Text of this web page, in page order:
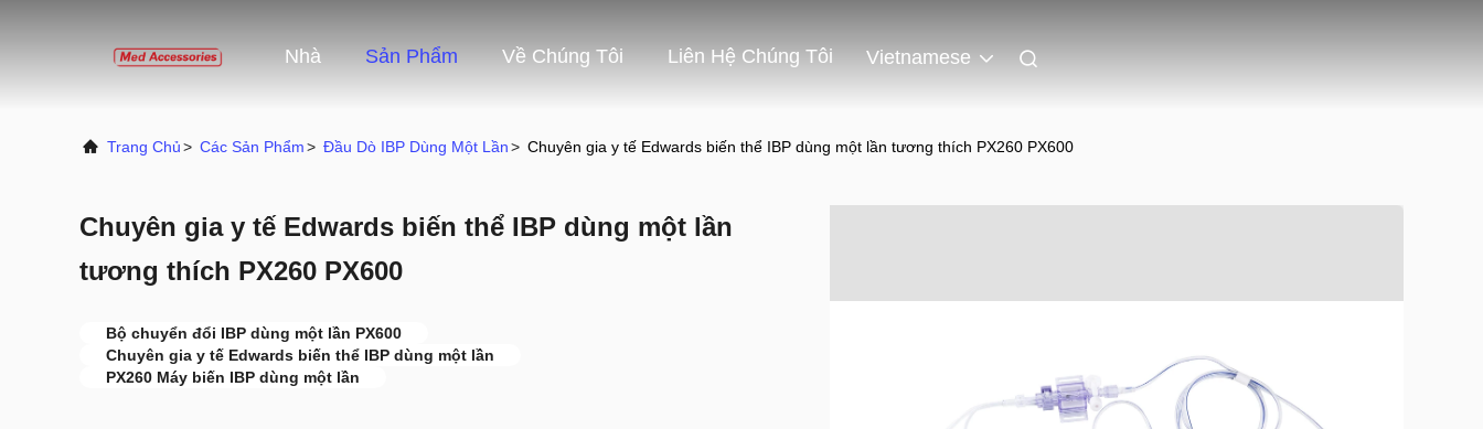
Nhà Sản Phẩm Về Chúng Tôi Liên Hệ Chúng Tôi Vietnamese
Trang Chủ> Các Sản Phẩm> Đầu Dò IBP Dùng Một Lần> Chuyên gia y tế Edwards biến thể IBP dùng một lần tương thích PX260 PX600
Chuyên gia y tế Edwards biến thể IBP dùng một lần
tương thích PX260 PX600
Bộ chuyển đổi IBP dùng một lần PX600
Chuyên gia y tế Edwards biến thể IBP dùng một lần
PX260 Máy biến IBP dùng một lần